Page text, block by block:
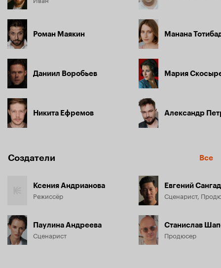
Роман Маякин
Даниил Воробьев
Никита Ефремов
Манана
Мария
Александр
Создатели Все
Ксения Андрианова
Режиссёр
Паулина Андреева
Сценарист
Евгений
Сценарист,
Станислав
Продюсер